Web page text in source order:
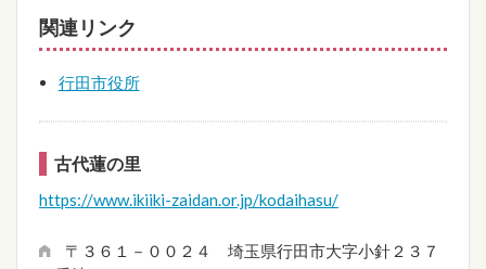
関連リンク
行田市役所
古代蓮の里
https://www.ikiiki-zaidan.or.jp/kodaihasu/
〒３６１－００２４ 埼玉県行田市大字小針２３７